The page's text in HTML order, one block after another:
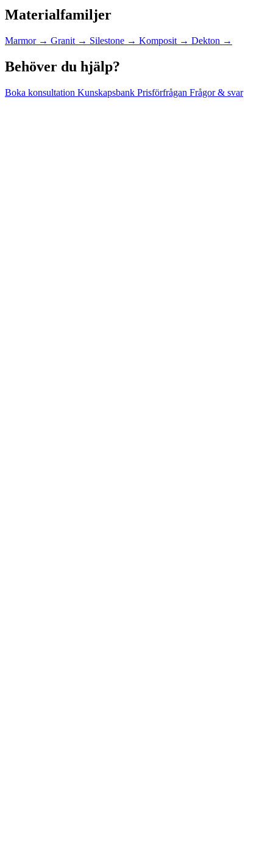
Materialfamiljer
Marmor → Granit → Silestone → Komposit → Dekton →
Behöver du hjälp?
Boka konsultation Kunskapsbank Prisförfrågan Frågor & svar